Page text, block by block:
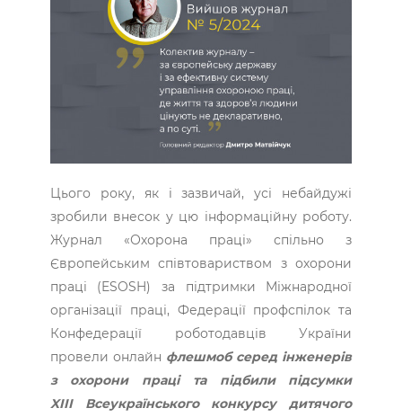
Цього року, як і зазвичай, усі небайдужі
зробили внесок у цю інформаційну роботу.
Журнал «Охорона праці» спільно з
Європейським співтовариством з охорони
праці (ESOSH) за підтримки Міжнародної
організації праці, Федерації профспілок та
Конфедерації роботодавців України
провели онлайн флешмоб серед інженерів
з охорони праці та підбили підсумки
XIIІ Всеукраїнського конкурсу дитячого